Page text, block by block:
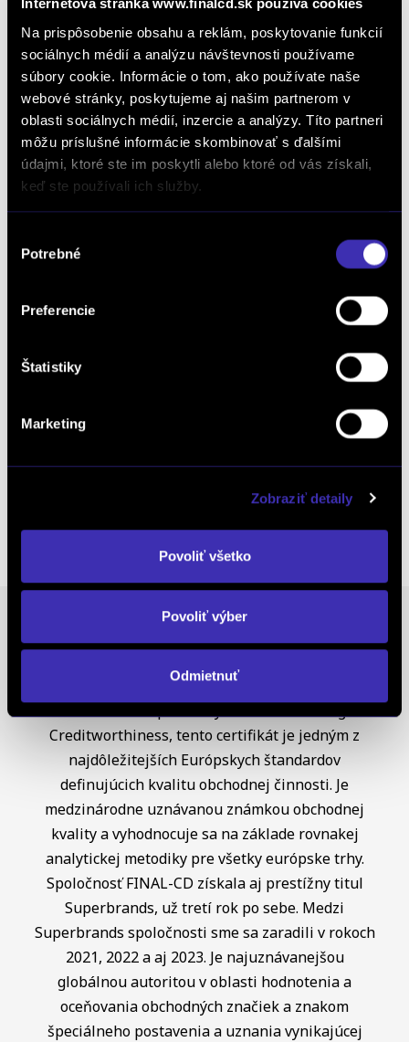
Internetová stránka www.finalcd.sk používa cookies
Na prispôsobenie obsahu a reklám, poskytovanie funkcií
sociálnych médií a analýzu návštevnosti používame
súbory cookie. Informácie o tom, ako používate naše
webové stránky, poskytujeme aj našim partnerom v
oblasti sociálnych médií, inzercie a analýzy. Títo partneri
môžu príslušné informácie skombinovať s ďalšími
údajmi, ktoré ste im poskytli alebo ktoré od vás získali,
keď ste používali ich služby.
súhlasu
Potrebné
Preferencie
Štatistiky
Marketing
Zobraziť detaily
Povoliť všetko
Povoliť výber
Odmietnuť
Dopyt na vozidlo
Objednať servis
Ocenenia
Creditworthiness, tento certifikát je jedným z
najdôležitejších Európskych štandardov
definujúcich kvalitu obchodnej činnosti. Je
medzinárodne uznávanou známkou obchodnej
kvality a vyhodnocuje sa na základe rovnakej
analytickej metodiky pre všetky európske trhy.
Spoločnosť FINAL-CD získala aj prestížny titul
Superbrands, už tretí rok po sebe. Medzi
Superbrands spoločnosti sme sa zaradili v rokoch
2021, 2022 a aj 2023. Je najuznávanejšou
globálnou autoritou v oblasti hodnotenia a
oceňovania obchodných značiek a znakom
špeciálneho postavenia a uznania vynikajúcej